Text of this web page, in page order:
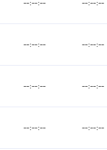
--:--:-- --:--:--
--:--:-- --:--:--
--:--:-- --:--:--
--:--:-- --:--:--